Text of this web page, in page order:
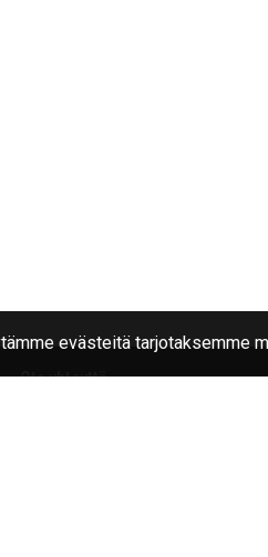
evästeitä tarjotaksemme
Ota yhteyttä